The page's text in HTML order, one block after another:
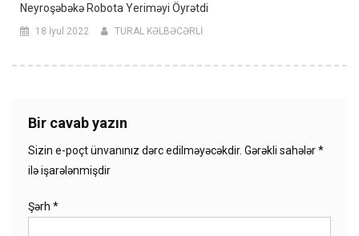
Neyroşəbəkə Robota Yeriməyi Öyrətdi
18 İyul 2022 TURAL KƏLBƏCƏRLİ
Bir cavab yazın
Sizin e-poçt ünvanınız dərc edilməyəcəkdir. Gərəkli sahələr*
ilə işarələnmişdir
Şərh *